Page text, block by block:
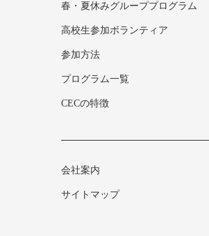
春・夏休みグループプログラム
高校生参加ボランティア
参加方法
プログラム一覧
CECの特徴
会社案内
サイトマップ